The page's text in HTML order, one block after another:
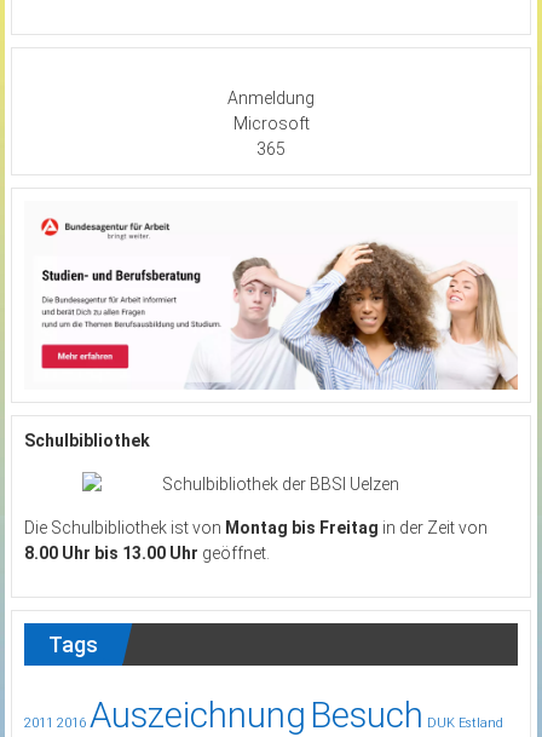
Anmeldung
Microsoft
365
Schulbibliothek
Die Schulbibliothek ist von Montag bis Freitag in der Zeit von
8.00 Uhr bis 13.00 Uhr geöffnet.
Tags
2011 2016 Auszeichnung Besuch DUK Estland